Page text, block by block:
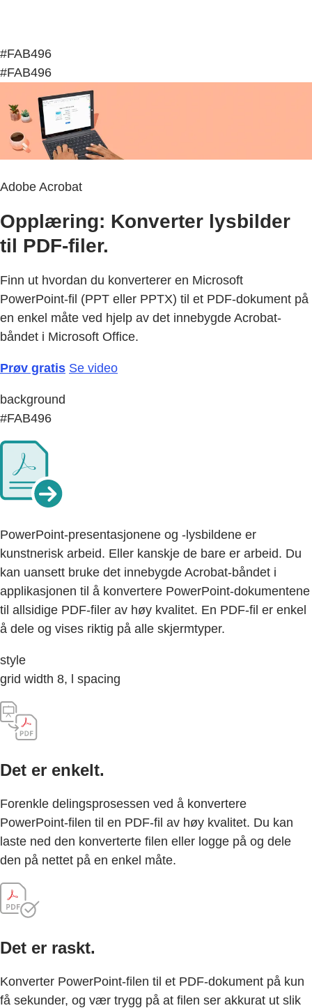
#FAB496
#FAB496
Adobe Acrobat
Opplæring: Konverter lysbilder
til PDF-filer.
Finn ut hvordan du konverterer en Microsoft
PowerPoint-fil (PPT eller PPTX) til et PDF-dokument på
en enkel måte ved hjelp av det innebygde Acrobat-
båndet i Microsoft Office.
Prøv gratis Se video
background
#FAB496
PowerPoint-presentasjonene og -lysbildene er
kunstnerisk arbeid. Eller kanskje de bare er arbeid. Du
kan uansett bruke det innebygde Acrobat-båndet i
applikasjonen til å konvertere PowerPoint-dokumentene
til allsidige PDF-filer av høy kvalitet. En PDF-fil er enkel
å dele og vises riktig på alle skjermtyper.
style
grid width 8, l spacing
Det er enkelt.
Forenkle delingsprosessen ved å konvertere
PowerPoint-filen til en PDF-fil av høy kvalitet. Du kan
laste ned den konverterte filen eller logge på og dele
den på nettet på en enkel måte.
Det er raskt.
Konverter PowerPoint-filen til et PDF-dokument på kun
få sekunder, og vær trygg på at filen ser akkurat ut slik